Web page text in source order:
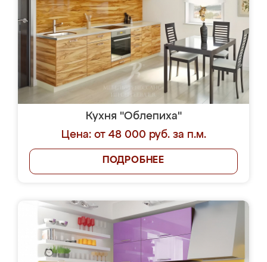
Кухня "Облепиха"
Цена: от 48 000 руб. за п.м.
ПОДРОБНЕЕ